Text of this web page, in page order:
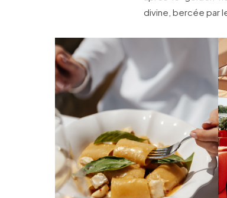
divine, bercée par